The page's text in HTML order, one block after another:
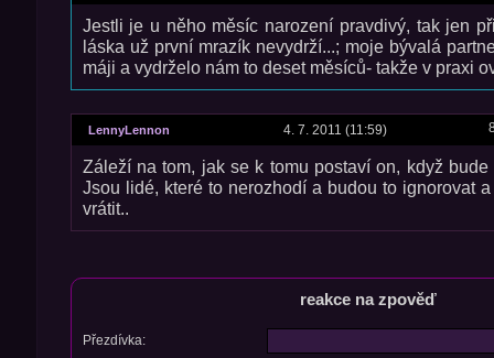
Jestli je u něho měsíc narození pravdivý, tak jen
láska už první mrazík nevydrží...; moje bývalá
máji a vydrželo nám to deset měsíců- takže v praxi
LennyLennon 4. 7. 2011 (11:59)
Záleží na tom, jak se k tomu postaví on, když
Jsou lidé, které to nerozhodí a budou to ignorovat
vrátit..
reakce na zpověď
Přezdívka: